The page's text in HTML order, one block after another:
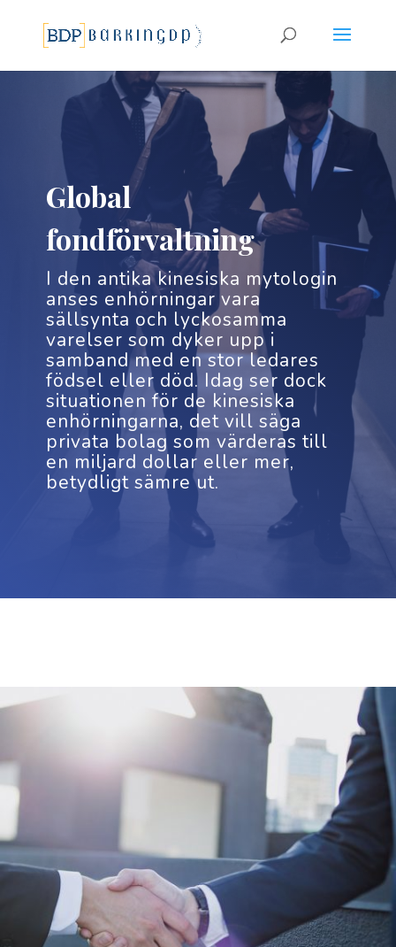
Global
fondförvaltning
I den antika kinesiska mytologin
anses enhörningar vara
sällsynta och lyckosamma
varelser som dyker upp i
samband med en stor ledares
födsel eller död. Idag ser dock
situationen för de kinesiska
enhörningarna, det vill säga
privata bolag som värderas till
en miljard dollar eller mer,
betydligt sämre ut.